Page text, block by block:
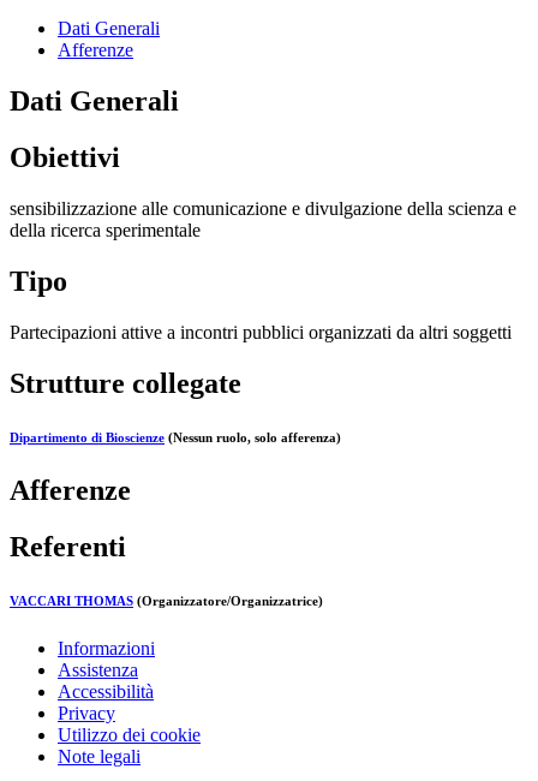
Dati Generali
Afferenze
Dati Generali
Obiettivi
sensibilizzazione alle comunicazione e divulgazione della scienza e
della ricerca sperimentale
Tipo
Partecipazioni attive a incontri pubblici organizzati da altri soggetti
Strutture collegate
Dipartimento di Bioscienze (Nessun ruolo, solo afferenza)
Afferenze
Referenti
VACCARI THOMAS (Organizzatore/Organizzatrice)
Informazioni
Assistenza
Accessibilità
Privacy
Utilizzo dei cookie
Note legali